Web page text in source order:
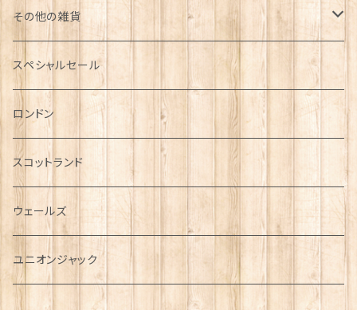
その他の雑貨
ミニカー
チャーム
犬グッズ
傘
指貫(シンブル)
スペシャルセール
ロンドン
スコットランド
ウェールズ
ユニオンジャック